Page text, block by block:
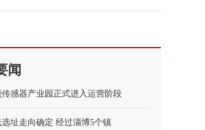
闻
感器产业园正式进入运营阶段
址走向确定 经过淄博5个镇